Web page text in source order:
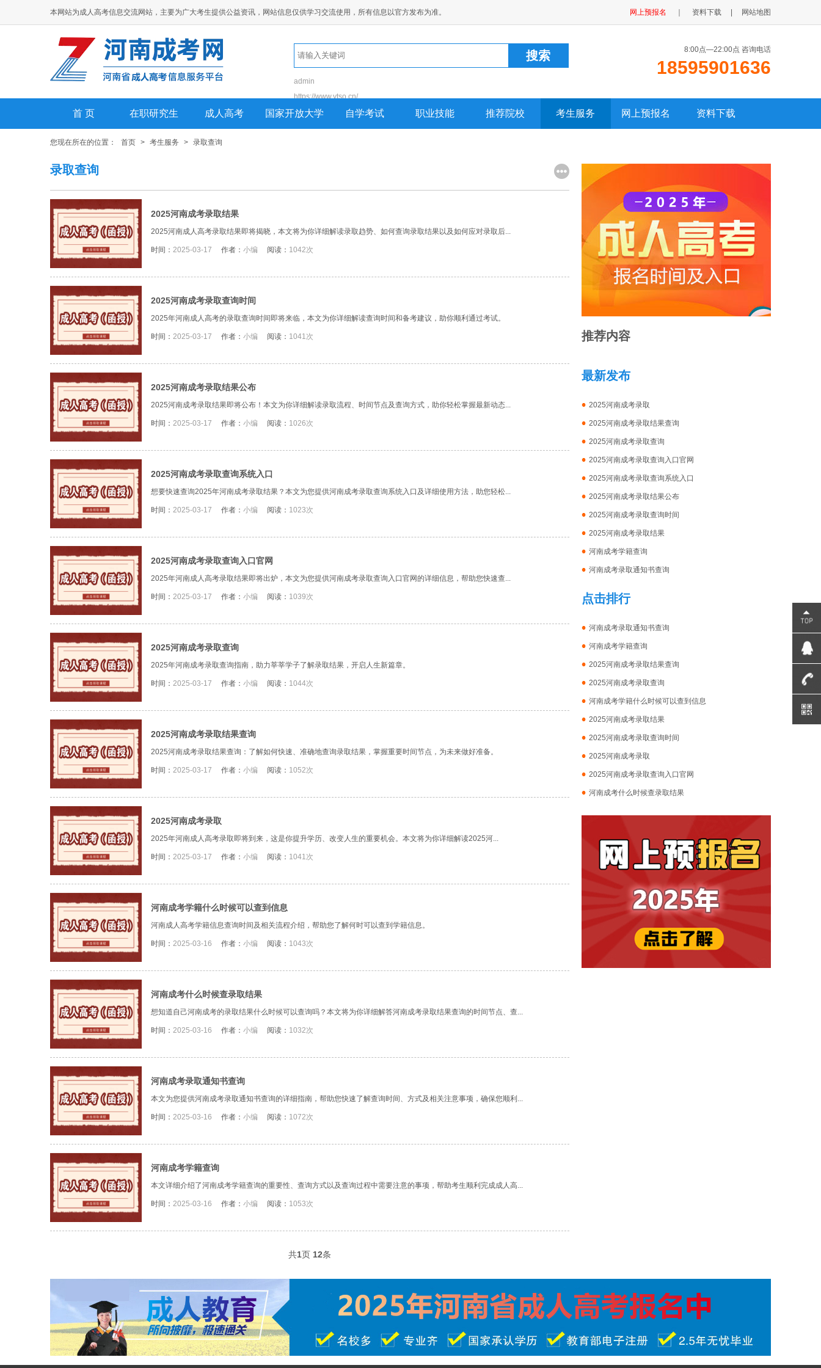
本网站为成人高考信息交流网站，主要为广大考生提供公益资讯，网站信息仅供学习交流使用，所有信息以官方发布为准。 网上预报名 资料下载 网站地图
admin
https://www.ytso.cn/
https://www.nspu.com
https://ddqbt.cn
8:00点—22:00点 咨询电话
18595901636
首 页 在职研究生 成人高考 国家开放大学 自学考试 职业技能 推荐院校 考生服务 网上预报名 资料下载
您现在所在的位置： 首页 > 考生服务 > 录取查询
录取查询
2025河南成考录取结果
2025河南成人高考录取结果即将揭晓，本文将为你详细解读录取趋势、如何查询录取结果以及如何应对录取后...
时间： 2025-03-17 作者： 小编 阅读： 1042次
2025河南成考录取查询时间
2025年河南成人高考的录取查询时间即将来临，本文为你详细解读查询时间和备考建议，助你顺利通过考试。
时间： 2025-03-17 作者： 小编 阅读： 1041次
2025河南成考录取结果公布
2025河南成考录取结果即将公布！本文为你详细解读录取流程、时间节点及查询方式，助你轻松掌握最新动态...
时间： 2025-03-17 作者： 小编 阅读： 1026次
2025河南成考录取查询系统入口
想要快速查询2025年河南成考录取结果？本文为您提供河南成考录取查询系统入口及详细使用方法，助您轻松...
时间： 2025-03-17 作者： 小编 阅读： 1023次
2025河南成考录取查询入口官网
2025年河南成人高考录取结果即将出炉，本文为您提供河南成考录取查询入口官网的详细信息，帮助您快速查...
时间： 2025-03-17 作者： 小编 阅读： 1039次
2025河南成考录取查询
2025年河南成考录取查询指南，助力莘莘学子了解录取结果，开启人生新篇章。
时间： 2025-03-17 作者： 小编 阅读： 1044次
2025河南成考录取结果查询
2025河南成考录取结果查询：了解如何快速、准确地查询录取结果，掌握重要时间节点，为未来做好准备。
时间： 2025-03-17 作者： 小编 阅读： 1052次
2025河南成考录取
2025年河南成人高考录取即将到来，这是你提升学历、改变人生的重要机会。本文将为你详细解读2025河...
时间： 2025-03-17 作者： 小编 阅读： 1041次
河南成考学籍什么时候可以查到信息
河南成人高考学籍信息查询时间及相关流程介绍，帮助您了解何时可以查到学籍信息。
时间： 2025-03-16 作者： 小编 阅读： 1043次
河南成考什么时候查录取结果
想知道自己河南成考的录取结果什么时候可以查询吗？本文将为你详细解答河南成考录取结果查询的时间节点、查...
时间： 2025-03-16 作者： 小编 阅读： 1032次
河南成考录取通知书查询
本文为您提供河南成考录取通知书查询的详细指南，帮助您快速了解查询时间、方式及相关注意事项，确保您顺利...
时间： 2025-03-16 作者： 小编 阅读： 1072次
河南成考学籍查询
本文详细介绍了河南成考学籍查询的重要性、查询方式以及查询过程中需要注意的事项，帮助考生顺利完成成人高...
时间： 2025-03-16 作者： 小编 阅读： 1053次
共1页 12条
推荐内容
最新发布
2025河南成考录取
2025河南成考录取结果查询
2025河南成考录取查询
2025河南成考录取查询入口官网
2025河南成考录取查询系统入口
2025河南成考录取结果公布
2025河南成考录取查询时间
2025河南成考录取结果
河南成考学籍查询
河南成考录取通知书查询
点击排行
河南成考录取通知书查询
河南成考学籍查询
2025河南成考录取结果查询
2025河南成考录取查询
河南成考学籍什么时候可以查到信息
2025河南成考录取结果
2025河南成考录取查询时间
2025河南成考录取
2025河南成考录取查询入口官网
河南成考什么时候查录取结果